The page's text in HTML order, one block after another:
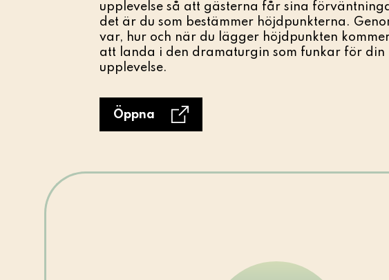
upplevelse så att gästerna får sina
det är du som bestämmer höjdpunkterna.
var, hur och när du lägger höjdpunkten
att landa i den dramaturgin som funkar för din
upplevelse.
Öppna